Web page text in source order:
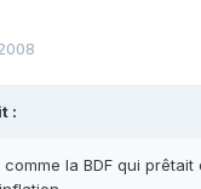
:
la BDF qui prêtait